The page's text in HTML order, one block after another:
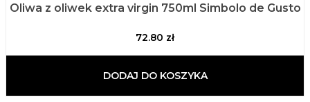
Oliwa z oliwek extra virgin 750ml Simbolo de Gusto
72.80 zł
DODAJ DO KOSZYKA